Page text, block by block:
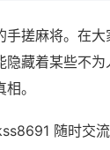
搓麻将。在大
藏着某些不
。
随时交流